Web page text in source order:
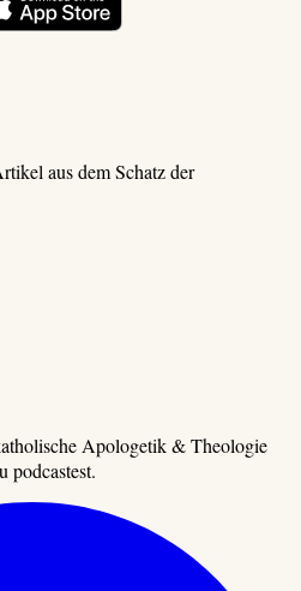
aus dem Schatz der
Apologetik & Theologie
podcastest.